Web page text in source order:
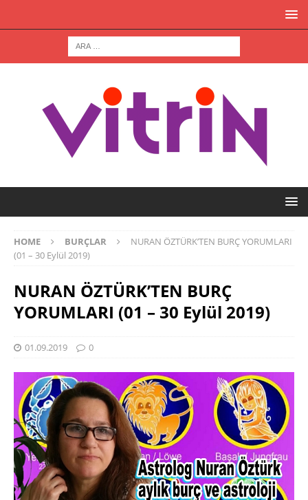
HOME BURÇLAR
NURAN ÖZTÜRK’TEN BURÇ YORUMLARI
(01 – 30 Eylül 2019)
NURAN ÖZTÜRK’TEN BURÇ
YORUMLARI (01 – 30 Eylül 2019)
01.09.2019 0